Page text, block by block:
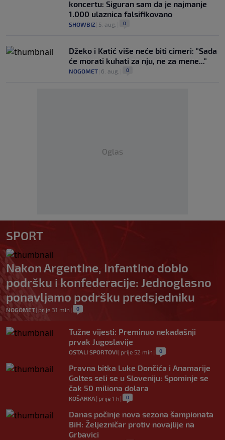
koncertu: Siguran sam da je najmanje
1.000 ulaznica falsifikovano
SHOWBIZ 5. aug. 0
Džeko i Katić više neće biti cimeri: "Sada
će morati kuhati za nju, ne za mene..."
NOGOMET 6. aug. 0
Oglas
SPORT
Nakon Argentine, Infantino dobio
podršku i konfederacije: Jednoglasno
ponavljamo podršku predsjedniku
NOGOMET| prije 31 min | 0
Tužne vijesti: Preminuo nekadašnji
prvak Jugoslavije
OSTALI SPORTOVI| prije 52 min | 0
Pravna bitka Luke Dončića i Anamarije
Goltes seli se u Sloveniju: Spominje se
čak 50 miliona dolara
KOŠARKA | prije 1 h | 0
Danas počinje nova sezona šampionata
BiH: Željezničar protiv novajlije na
Grbavici